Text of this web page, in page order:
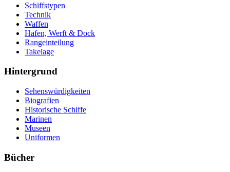
Schiffstypen
Technik
Waffen
Hafen, Werft & Dock
Rangeinteilung
Takelage
Hintergrund
Sehenswürdigkeiten
Biografien
Historische Schiffe
Marinen
Museen
Uniformen
Bücher